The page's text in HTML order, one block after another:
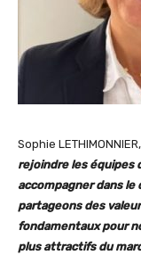
Sophie
rejoindre les équipes
accompagner dans
partageons des
fondamentaux pour
plus attractifs du